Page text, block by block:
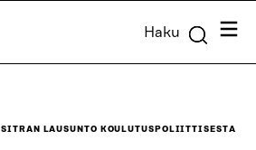
Haku
SITRAN LAUSUNTO KOULUTUSPOLIITTISESTA